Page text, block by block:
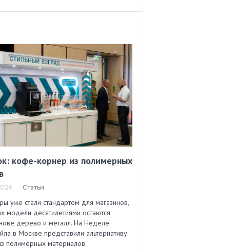
кофе-корнер из полимерных
Статьи
уже стали стандартом для магазинов,
модели десятилетиями остаются
дерево и металл. На Неделе
в Москве представили альтернативу
полимерных материалов.